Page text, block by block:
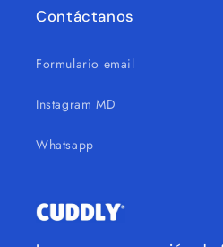
Contáctanos
Formulario email
Instagram MD
Whatsapp